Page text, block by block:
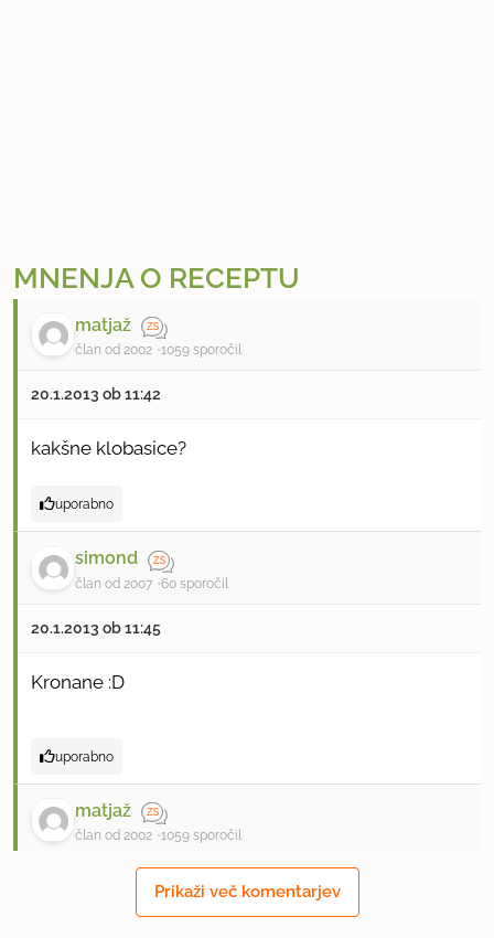
MNENJA O RECEPTU
matjaž
član od 2002 1059 sporočil
20.1.2013 ob 11:42
kakšne klobasice?
uporabno
simond
član od 2007 60 sporočil
20.1.2013 ob 11:45
Kronane :D
uporabno
matjaž
član od 2002 1059 sporočil
Prikaži več komentarjev